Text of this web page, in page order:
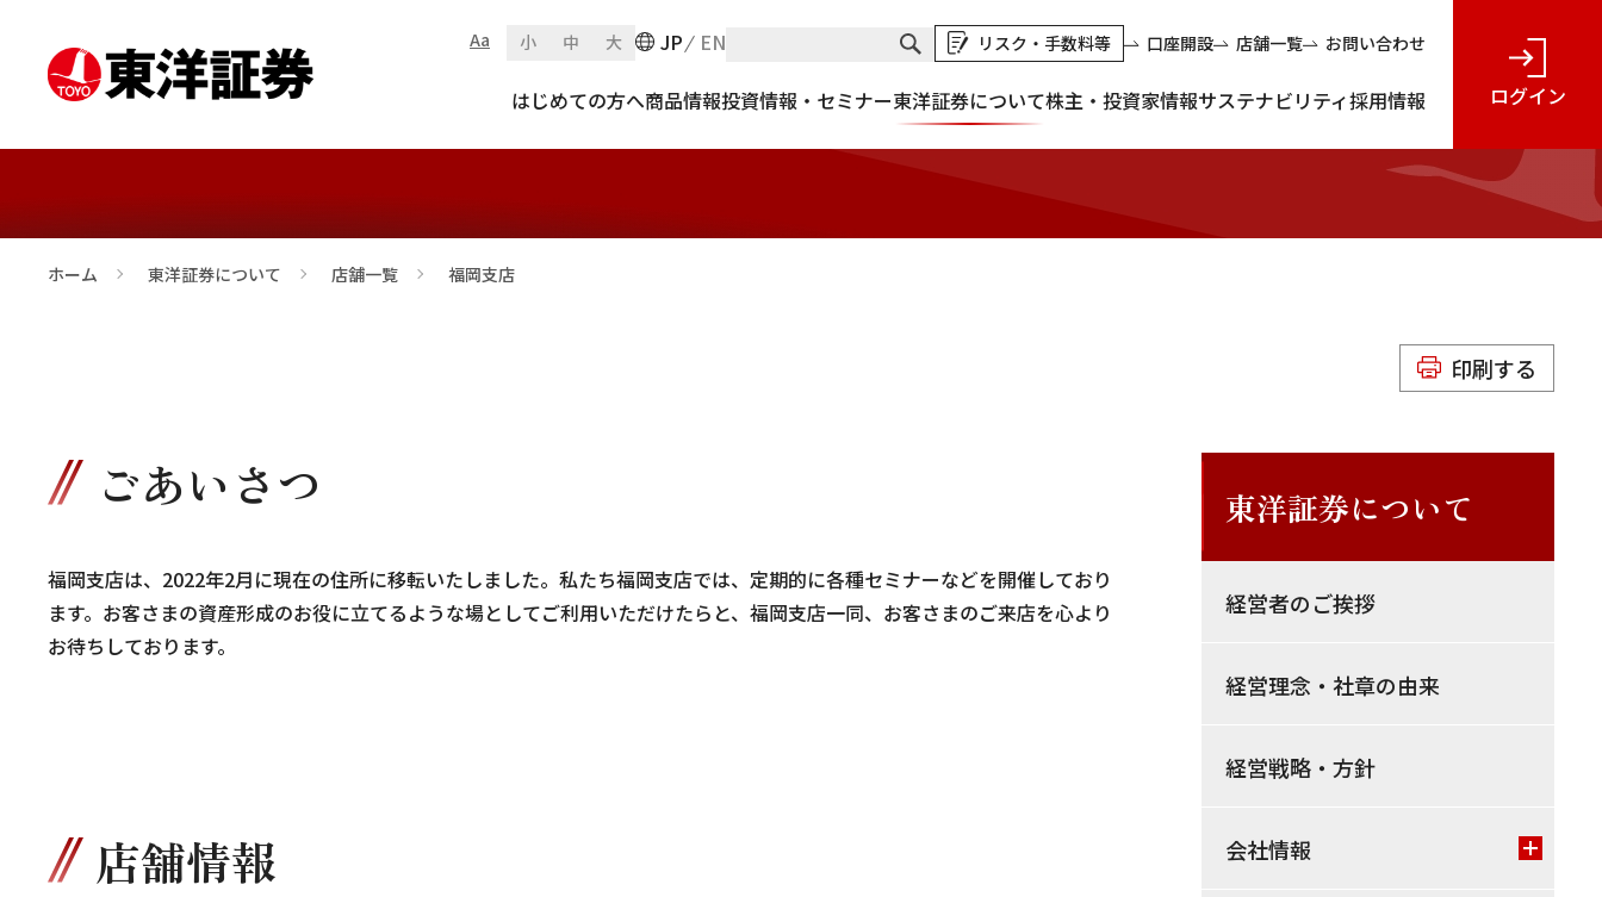
Aa 小 中 大 JP EN リスク・手数料等 口座開設 店舗一覧 お問い合わせ
はじめての方へ商品情報投資情報・セミナー東洋証券について株主・投資家情報サステナビリティ採用情報 ログイン
福岡支店
ホーム >
東洋証券について >
店舗一覧 >
福岡支店
印刷する
ごあいさつ
福岡支店は、2022年2月に現在の住所に移転いたしました。私たち福岡支店では、定期的に各種セミナーなどを開催しており
ます。お客さまの資産形成のお役に立てるような場としてご利用いただけたらと、福岡支店一同、お客さまのご来店を心より
お待ちしております。
店舗情報
東洋証券について
経営者のご挨拶
経営理念・社章の由来
経営戦略・方針
会社情報